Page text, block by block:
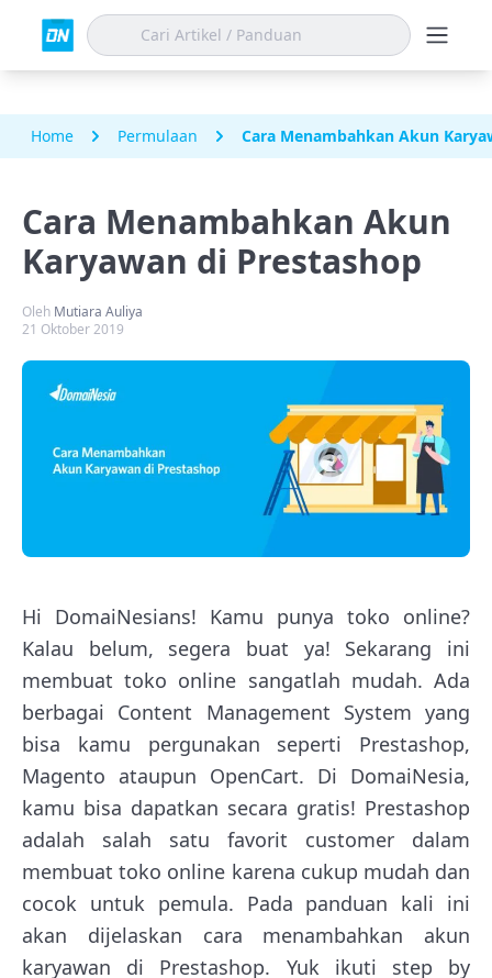
Home Permulaan Cara Menambahkan Akun
Cara Menambahkan Akun
Karyawan di Prestashop
Oleh Mutiara Auliya
21 Oktober 2019
Hi DomaiNesians! Kamu punya toko online?
Kalau belum, segera buat ya! Sekarang ini
membuat toko online sangatlah mudah. Ada
berbagai Content Management System yang
bisa kamu pergunakan seperti Prestashop,
Magento ataupun OpenCart. Di DomaiNesia,
kamu bisa dapatkan secara gratis! Prestashop
adalah salah satu favorit customer dalam
membuat toko online karena cukup mudah dan
cocok untuk pemula. Pada panduan kali ini
akan dijelaskan cara menambahkan akun
karyawan di Prestashop. Yuk ikuti step by